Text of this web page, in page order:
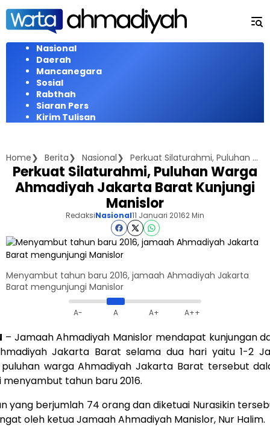
Langsung
konten
Nasional
Daerah
Mancanegara
Sosial
Rabthah
Siaran Pers
Kirim Tulisan
Home Berita Nasional Perkuat Silaturahmi, Puluhan Warga Ahmadiyah Jakarta Barat Kunjungi Manislor
Perkuat Silaturahmi, Puluhan Warga
Ahmadiyah Jakarta Barat Kunjungi
Manislor
RedaksiNasional11 Januari 20162 Min
Menyambut tahun baru 2016, jamaah Ahmadiyah Jakarta
Barat mengunjungi Manislor
A- A A+ A++
– Jamaah Ahmadiyah Manislor mendapat kunjungan
Jakarta Barat selama dua hari yaitu 1-2
puluhan warga Ahmadiyah Jakarta Barat tersebut
tahun baru 2016.
yang berjumlah 74 orang dan diketuai Nurasikin
oleh ketua Jamaah Ahmadiyah Manislor, Nur Halim.